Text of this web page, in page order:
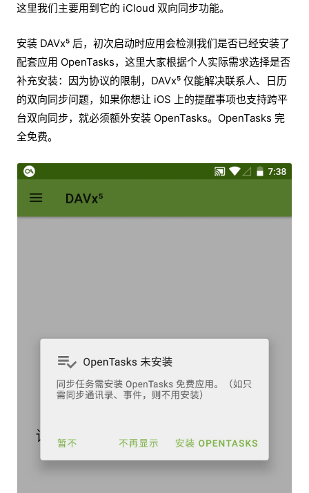
这里我们主要用到它的 iCloud 双向同步功能。
安装 DAVx⁵ 后，初次启动时应用会检测我们是否已经安装了
配套应用 OpenTasks，这里大家根据个人实际需求选择是否
补充安装：因为协议的限制，DAVx⁵ 仅能解决联系人、日历
的双向同步问题，如果你想让 iOS 上的提醒事项也支持跨平
台双向同步，就必须额外安装 OpenTasks。OpenTasks 完
全免费。